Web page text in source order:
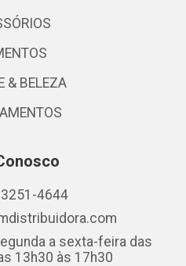
& BELEZA
4644
a sexta-feira das
13h30 às 17h30